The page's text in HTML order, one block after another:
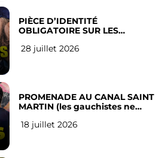
PIÈCE D’IDENTITÉ
OBLIGATOIRE SUR LES
Français
28 juillet 2026
PROMENADE AU CANAL SAINT
MARTIN (les gauchistes ne
18 juillet 2026